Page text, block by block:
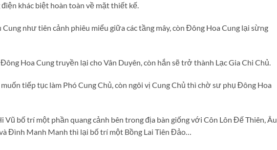
điện khác biệt hoàn toàn về mặt thiết kế.
như tiên cảnh phiêu miểu giữa các tầng mây, còn Đông Hoa Cung lại sừng
Hoa Cung truyền lại cho Vân Duyên, còn hắn sẽ trở thành Lạc Gia Chi Chủ.
tiếp tục làm Phó Cung Chủ, còn ngôi vị Cung Chủ thì chờ sư phụ Đông Hoa
Vũ bố trí một phần quang cảnh bên trong địa bàn giống với Côn Lôn Đế Thiên, Âu
Đình Manh Manh thì lại bố trí một Bồng Lai Tiên Đảo…